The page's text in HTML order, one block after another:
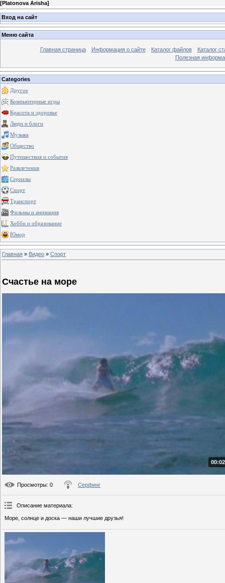
[Platonova Arisha]
Вход на сайт
Меню сайта
Главная страница Информация о сайте Каталог файлов
Каталог
Полезная
Categories
Другое
Компьютерные игры
Красота и здоровье
Люди и блоги
Музыка
Общество
Путешествия и события
Развлечения
Сериалы
Спорт
Транспорт
Фильмы и анимация
Хобби и образование
Юмор
Главная » Видео » Спорт
Счастье на море
Просмотры: 0 Серфинг
Описание материала:
Море, солнце и доска — наши лучшие друзья!